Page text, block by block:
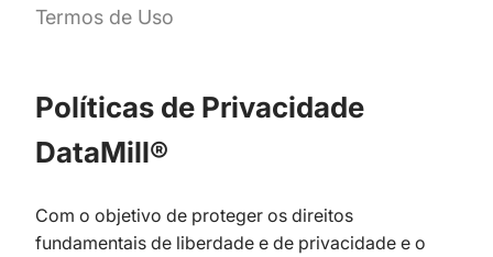
Termos de Uso
Políticas de Privacidade
DataMill®
Com o objetivo de proteger os direitos
fundamentais de liberdade e de privacidade e o